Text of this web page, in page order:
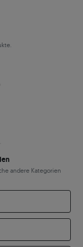
andere Kategorien